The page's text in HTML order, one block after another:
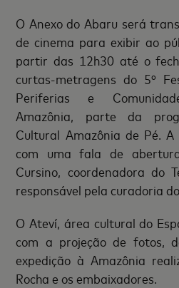
O Anexo do Abaru será
de cinema para exibir ao
partir das 12h30 até o
curtas-metragens do 5º
Periferias e
Amazônia, parte da
Cultural Amazônia de Pé.
com uma fala de
Cursino, coordenadora do
responsável pela curadoria
O Ateví, área cultural do
com a projeção de fotos,
expedição à Amazônia
Rocha e os embaixadores.